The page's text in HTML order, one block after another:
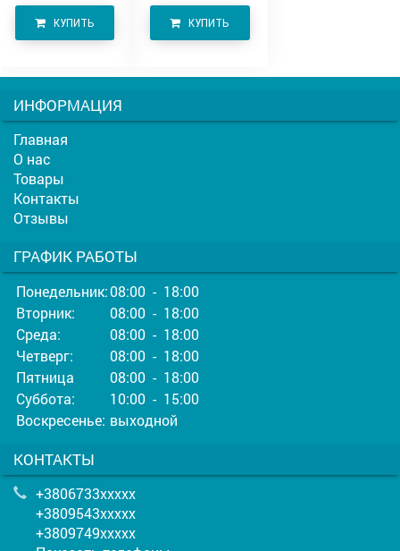
КУПИТЬ КУПИТЬ
ИНФОРМАЦИЯ
Главная
О нас
Товары
Контакты
Отзывы
ГРАФИК РАБОТЫ
Понедельник:08:00 - 18:00
Вторник:
08:00 - 18:00
Среда:
08:00 - 18:00
Четверг:
08:00 - 18:00
Пятница
08:00 - 18:00
Суббота:
10:00 - 15:00
Воскресенье: выходной
КОНТАКТЫ
+3806733xxxxx
+3809543xxxxx
+3809749xxxxx